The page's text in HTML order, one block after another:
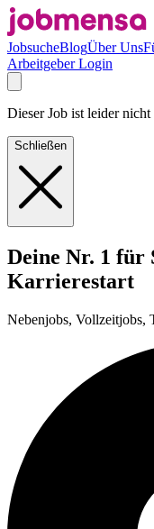
JobsucheBlogÜber Uns
Arbeitgeber Login
Dieser Job ist leider
Schließen
Deine Nr. 1 für
Karrierestart
Nebenjobs, Vollzeitjobs,